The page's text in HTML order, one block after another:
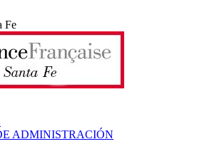
Fe
ADMINISTRACIÓN